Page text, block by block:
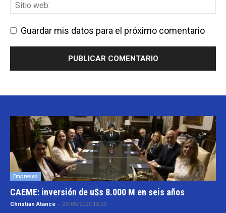
Guardar mis datos para el próximo comentario
Empresas
CAEME: inversión de u$s 8.000 M en seis años
Christian Atance - 29/05/2026 15:00